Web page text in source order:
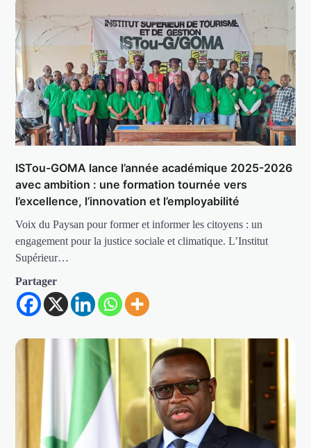
ISTou-GOMA lance l’année académique 2025-2026
avec ambition : une formation tournée vers
l’excellence, l’innovation et l’employabilité
Voix du Paysan pour former et informer les citoyens : un
engagement pour la justice sociale et climatique. L’Institut
Supérieur…
Partager